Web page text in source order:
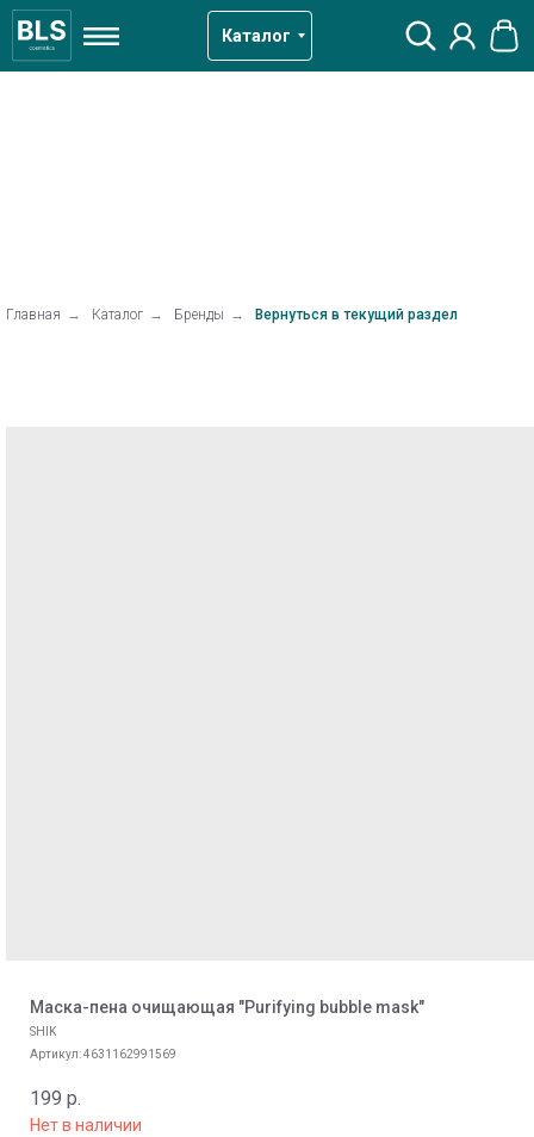
Каталог
Главная → Каталог → Бренды → Вернуться в текущий раздел
Маска-пена очищающая "Purifying bubble mask"
SHIK
Артикул:4631162991569
199 р.
Нет в наличии